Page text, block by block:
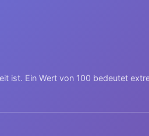
ist. Ein Wert von 100 bedeutet